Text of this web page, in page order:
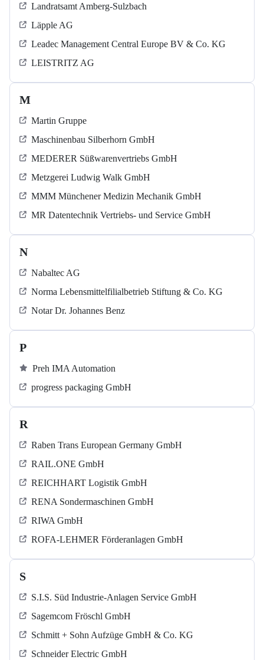
Landratsamt Amberg-Sulzbach
Läpple AG
Leadec Management Central Europe BV & Co. KG
LEISTRITZ AG
M
Martin Gruppe
Maschinenbau Silberhorn GmbH
MEDERER Süßwarenvertriebs GmbH
Metzgerei Ludwig Walk GmbH
MMM Münchener Medizin Mechanik GmbH
MR Datentechnik Vertriebs- und Service GmbH
N
Nabaltec AG
Norma Lebensmittelfilialbetrieb Stiftung & Co. KG
Notar Dr. Johannes Benz
P
Preh IMA Automation
progress packaging GmbH
R
Raben Trans European Germany GmbH
RAIL.ONE GmbH
REICHHART Logistik GmbH
RENA Sondermaschinen GmbH
RIWA GmbH
ROFA-LEHMER Förderanlagen GmbH
S
S.I.S. Süd Industrie-Anlagen Service GmbH
Sagemcom Fröschl GmbH
Schmitt + Sohn Aufzüge GmbH & Co. KG
Schneider Electric GmbH